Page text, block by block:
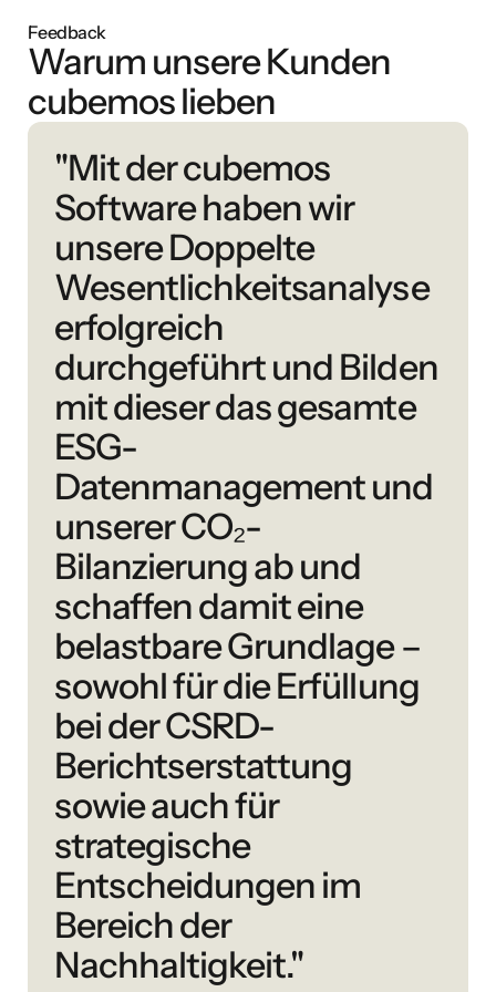
Feedback
Warum unsere Kunden
cubemos lieben
"Mit der cubemos
Software haben wir
unsere Doppelte
Wesentlichkeitsanalyse
erfolgreich
durchgeführt und Bilden
mit dieser das gesamte
ESG-
Datenmanagement und
unserer CO₂-
Bilanzierung ab und
schaffen damit eine
belastbare Grundlage –
sowohl für die Erfüllung
bei der CSRD-
Berichtserstattung
sowie auch für
strategische
Entscheidungen im
Bereich der
Nachhaltigkeit."